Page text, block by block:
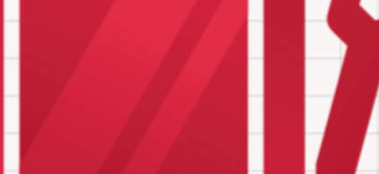
die wij nodig hebben voor (het verbeteren van) onze
nooit voor commerciële doelstellingen ter beschikking aan